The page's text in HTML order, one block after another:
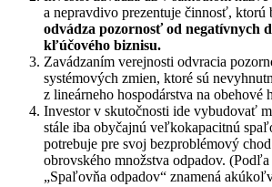
a nepravdivo prezentuje činnosť, ktorú
odvádza pozornosť od negatívnych
kľúčového biznisu.
Zavádzaním verejnosti odvracia
systémových zmien, ktoré sú
z lineárneho hospodárstva na obehové
Investor v skutočnosti ide vybudovať
stále iba obyčajnú veľkokapacitnú
potrebuje pre svoj bezproblémový
obrovského množstva odpadov.
„Spaľovňa odpadov“ znamená